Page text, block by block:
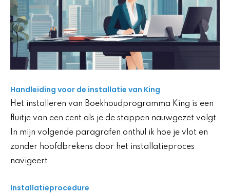
Handleiding voor de installatie van King
Het installeren van Boekhoudprogramma King is een
fluitje van een cent als je de stappen nauwgezet volgt.
In mijn volgende paragrafen onthul ik hoe je vlot en
zonder hoofdbrekens door het installatieproces
navigeert.
Installatieprocedure